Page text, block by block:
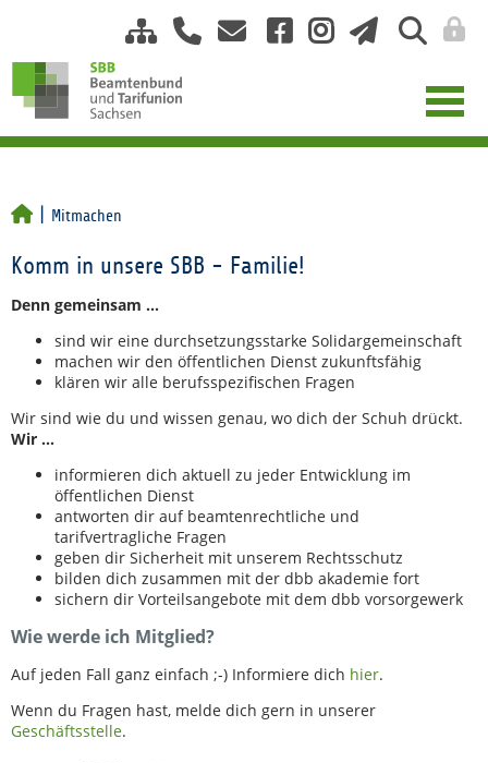
Mitmachen
Komm in unsere SBB - Familie!
Denn gemeinsam ...
sind wir eine durchsetzungsstarke Solidargemeinschaft
machen wir den öffentlichen Dienst zukunftsfähig
klären wir alle berufsspezifischen Fragen
Wir sind wie du und wissen genau, wo dich der Schuh drückt.
Wir ...
informieren dich aktuell zu jeder Entwicklung im
öffentlichen Dienst
antworten dir auf beamtenrechtliche und
tarifvertragliche Fragen
geben dir Sicherheit mit unserem Rechtsschutz
bilden dich zusammen mit der dbb akademie fort
sichern dir Vorteilsangebote mit dem dbb vorsorgewerk
Wie werde ich Mitglied?
Auf jeden Fall ganz einfach ;-) Informiere dich hier.
Wenn du Fragen hast, melde dich gern in unserer
Geschäftsstelle.